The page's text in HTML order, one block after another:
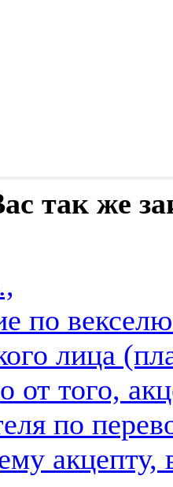
так же
по
лица
от того,
по
акцепту,